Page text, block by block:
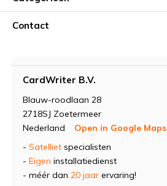
Contact
CardWriter B.V.
Blauw-roodlaan 28
2718SJ Zoetermeer
Nederland
Open in Google Maps
- Satelliet specialisten
- Eigen installatiedienst
- méér dan 20 jaar ervaring!